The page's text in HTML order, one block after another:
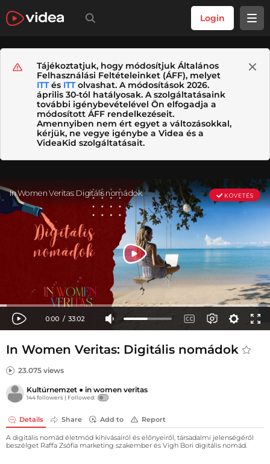
Login
Tájékoztatjuk, hogy módosítjuk Általános
Felhasználási Feltételeinket (ÁFF), melyet
ITTés ITTolvashat. A módosítások 2026.
április 30-tól hatályosak. A szolgáltatásaink
további igénybevételével Ön elfogadja a
módosított ÁFF rendelkezéseit.
Amennyiben nem ért egyet a változásokkal,
kérjük, ne vegye igénybe a Videa és a
VideaKid szolgáltatásait.
In Women Veritas: Digitális nomádok
23.075 views
Kultúrnemzet ● in women veritas
144 followers | Followed:
Details Share Add to Report
A digitális nomád életmód kihívásairól és előnyeiről, társadalmi jelenségéről
beszélget Raffa Zsófia marketing szakember és Vigh Bori digitális nomád.